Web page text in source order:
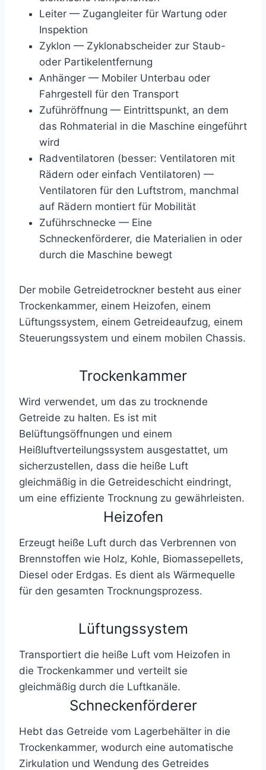
Leiter — Zugangleiter für Wartung oder
Inspektion
Zyklon — Zyklonabscheider zur Staub-
oder Partikelentfernung
Anhänger — Mobiler Unterbau oder
Fahrgestell für den Transport
Zuführöffnung — Eintrittspunkt, an dem
das Rohmaterial in die Maschine eingeführt
wird
Radventilatoren (besser: Ventilatoren mit
Rädern oder einfach Ventilatoren) —
Ventilatoren für den Luftstrom, manchmal
auf Rädern montiert für Mobilität
Zuführschnecke — Eine
Schneckenförderer, die Materialien in oder
durch die Maschine bewegt
Der mobile Getreidetrockner besteht aus einer
Trockenkammer, einem Heizofen, einem
Lüftungssystem, einem Getreideaufzug, einem
Steuerungssystem und einem mobilen Chassis.
Trockenkammer
Wird verwendet, um das zu trocknende
Getreide zu halten. Es ist mit
Belüftungsöffnungen und einem
Heißluftverteilungssystem ausgestattet, um
sicherzustellen, dass die heiße Luft
gleichmäßig in die Getreideschicht eindringt,
um eine effiziente Trocknung zu gewährleisten.
Heizofen
Erzeugt heiße Luft durch das Verbrennen von
Brennstoffen wie Holz, Kohle, Biomassepellets,
Diesel oder Erdgas. Es dient als Wärmequelle
für den gesamten Trocknungsprozess.
Lüftungssystem
Transportiert die heiße Luft vom Heizofen in
die Trockenkammer und verteilt sie
gleichmäßig durch die Luftkanäle.
Schneckenförderer
Hebt das Getreide vom Lagerbehälter in die
Trockenkammer, wodurch eine automatische
Zirkulation und Wendung des Getreides